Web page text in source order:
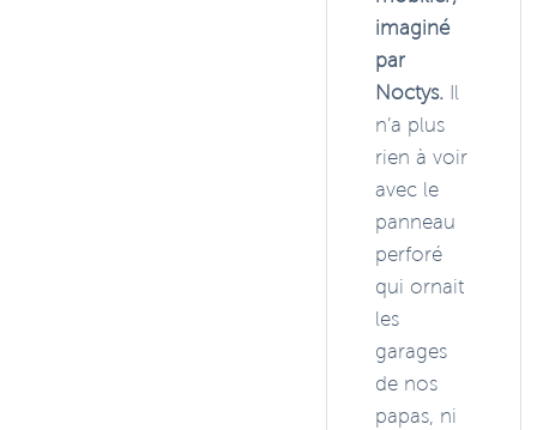
imaginé
par
Noctys.Il
n’a plus
rien à voir
avec le
panneau
perforé
qui ornait
les
garages
de nos
papas, ni